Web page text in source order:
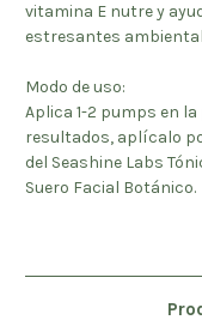
vitamina E nutre y
estresantes
Modo de uso:
Aplica 1-2 pumps en
resultados, aplícalo
del Seashine Labs
Suero Facial Botánico.